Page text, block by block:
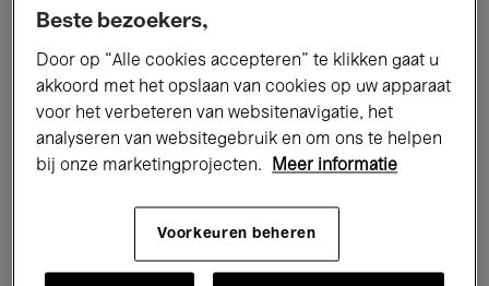
Performances Lezingen & Debatten
Jazz Klassieke Muziek Global Music
Voor iedereen Kids’ Palace
Beste bezoekers,
Door op “Alle cookies accepteren” te klikken gaat u
akkoord met het opslaan van cookies op uw apparaat
voor het verbeteren van websitenavigatie, het
analyseren van websitegebruik en om ons te helpen
bij onze marketingprojecten.
Meer informatie
Voorkeuren beheren